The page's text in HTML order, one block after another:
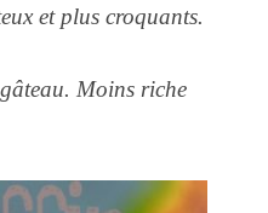
et plus croquants.
Moins riche